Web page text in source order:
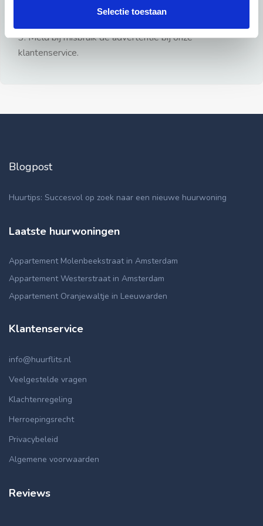
Selectie toestaan
3: Meld bij misbruik de advertentie bij onze
klantenservice.
Blogpost
Huurtips: Succesvol op zoek naar een nieuwe huurwoning
Laatste huurwoningen
Appartement Molenbeekstraat in Amsterdam
Appartement Westerstraat in Amsterdam
Appartement Oranjewaltje in Leeuwarden
Klantenservice
info@huurflits.nl
Veelgestelde vragen
Klachtenregeling
Herroepingsrecht
Privacybeleid
Algemene voorwaarden
Reviews